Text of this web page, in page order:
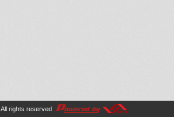
All rights reserved